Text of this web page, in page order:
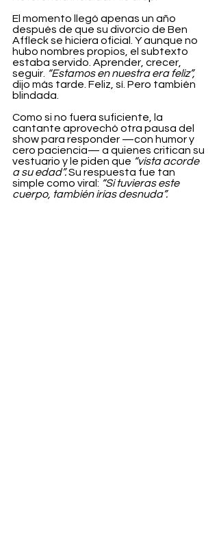
El momento llegó apenas un año
después de que su divorcio de Ben
Affleck se hiciera oficial. Y aunque no
hubo nombres propios, el subtexto
estaba servido. Aprender, crecer,
seguir. “Estamos en nuestra era feliz”,
dijo más tarde. Feliz, sí. Pero también
blindada.
Como si no fuera suficiente, la
cantante aprovechó otra pausa del
show para responder —con humor y
cero paciencia— a quienes critican su
vestuario y le piden que “vista acorde
a su edad”. Su respuesta fue tan
simple como viral: “Si tuvieras este
cuerpo, también irías desnuda”.